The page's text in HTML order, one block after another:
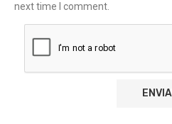
next time I comment.